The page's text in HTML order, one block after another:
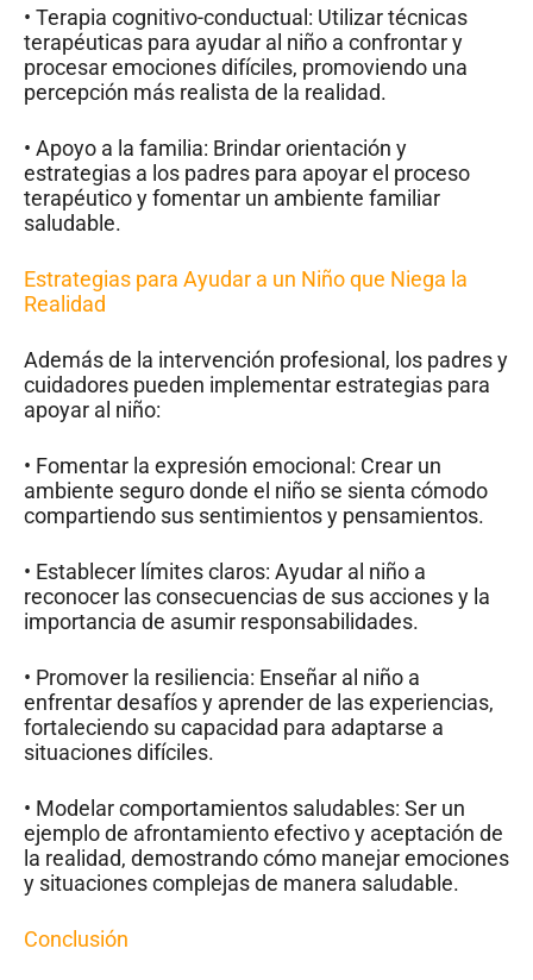
• Terapia cognitivo-conductual: Utilizar técnicas
terapéuticas para ayudar al niño a confrontar y
procesar emociones difíciles, promoviendo una
percepción más realista de la realidad.
• Apoyo a la familia: Brindar orientación y
estrategias a los padres para apoyar el proceso
terapéutico y fomentar un ambiente familiar
saludable.
Estrategias para Ayudar a un Niño que Niega la
Realidad
Además de la intervención profesional, los padres y
cuidadores pueden implementar estrategias para
apoyar al niño:
• Fomentar la expresión emocional: Crear un
ambiente seguro donde el niño se sienta cómodo
compartiendo sus sentimientos y pensamientos.
• Establecer límites claros: Ayudar al niño a
reconocer las consecuencias de sus acciones y la
importancia de asumir responsabilidades.
• Promover la resiliencia: Enseñar al niño a
enfrentar desafíos y aprender de las experiencias,
fortaleciendo su capacidad para adaptarse a
situaciones difíciles.
• Modelar comportamientos saludables: Ser un
ejemplo de afrontamiento efectivo y aceptación de
la realidad, demostrando cómo manejar emociones
y situaciones complejas de manera saludable.
Conclusión